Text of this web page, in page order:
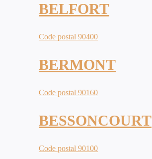
BELFORT
Code postal 90400
BERMONT
Code postal 90160
BESSONCOURT
Code postal 90100